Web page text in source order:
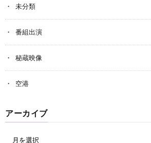
未分類
番組出演
秘蔵映像
空港
アーカイブ